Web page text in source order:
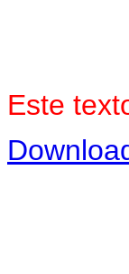
Este